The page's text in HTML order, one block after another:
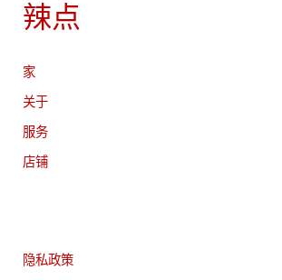
辣点
家
关于
服务
店铺
隐私政策